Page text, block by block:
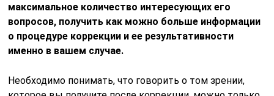
максимальное количество интересующих его
вопросов, получить как можно больше информации
о процедуре коррекции и ее результативности
именно в вашем случае.
Необходимо понимать, что говорить о том зрении,